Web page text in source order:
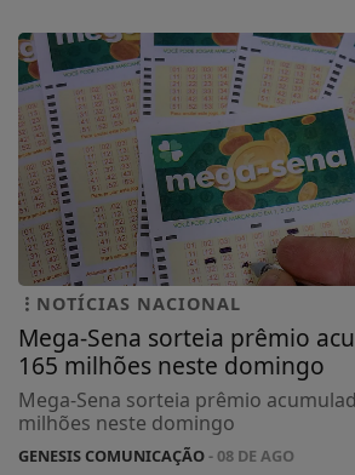
NOTÍCIAS NACIONAL
Mega-Sena sorteia prêmio
165 milhões neste domingo
Mega-Sena sorteia prêmio
milhões neste domingo
GENESIS COMUNICAÇÃO- 08 DE AGO